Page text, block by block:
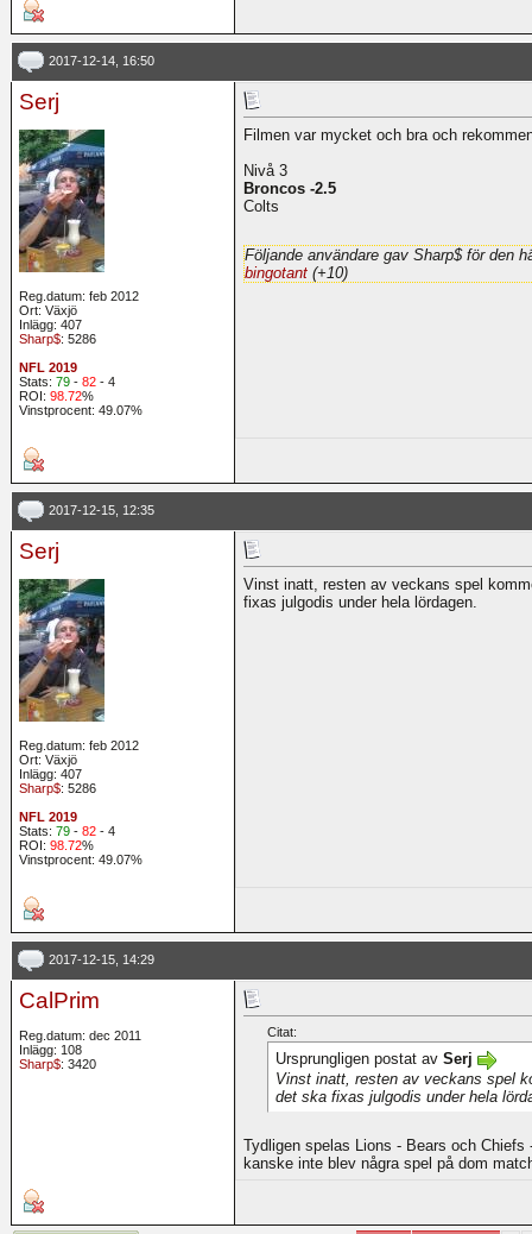
2017-12-14, 16:50
Serj
Reg.datum: feb 2012
Ort: Växjö
Inlägg: 407
Sharp$: 5286
NFL 2019
Stats: 79 - 82 - 4
ROI: 98.72%
Vinstprocent: 49.07%
Filmen var mycket och bra och
Nivå 3
Broncos -2.5
Colts
Följande användare gav Sharp$ för den
bingotant (+10)
2017-12-15, 12:35
Serj
Reg.datum: feb 2012
Ort: Växjö
Inlägg: 407
Sharp$: 5286
NFL 2019
Stats: 79 - 82 - 4
ROI: 98.72%
Vinstprocent: 49.07%
Vinst inatt, resten av veckans spel
fixas julgodis under hela lördagen.
2017-12-15, 14:29
CalPrim
Reg.datum: dec 2011
Inlägg: 108
Sharp$: 3420
Citat:
Ursprungligen postat av Serj
Vinst inatt, resten av veckans spel
det ska fixas julgodis under hela
Tydligen spelas Lions - Bears och
kanske inte blev några spel på dom